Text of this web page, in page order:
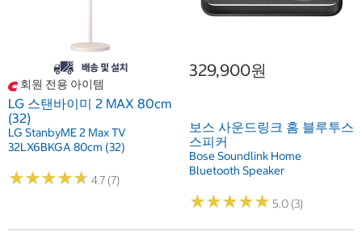
회원 전용 아이템
LG 스탠바이미 2 MAX 80cm
(32)
LG StanbyME 2 Max TV
32LX6BKGA 80cm (32)
★★★★★
★★★★★ 4.7 (7)
329,900원
보스 사운드링크 홈 블루투스
스피커
Bose Soundlink Home
Bluetooth Speaker
★★★★★
★★★★★ 5.0 (3)